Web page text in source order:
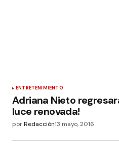
ENTRETENIMIENTO
Adriana Nieto
luce renovada!
porRedacción13 mayo, 2016